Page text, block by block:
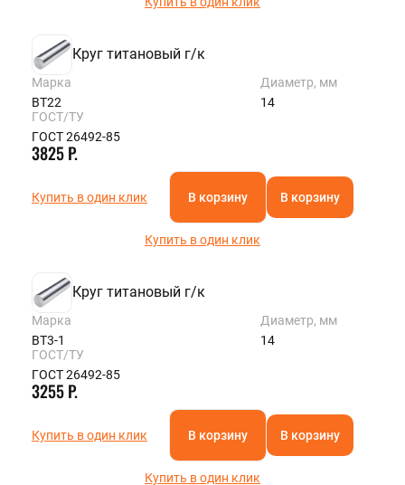
Круг титановый г/к
Марка
ВТ22
Диаметр, мм
14
ГОСТ/ТУ
ГОСТ 26492-85
3825 Р.
Купить в один клик В корзину В корзину
Купить в один клик
Круг титановый г/к
Марка
ВТ3-1
Диаметр, мм
14
ГОСТ/ТУ
ГОСТ 26492-85
3255 Р.
Купить в один клик В корзину В корзину
Купить в один клик